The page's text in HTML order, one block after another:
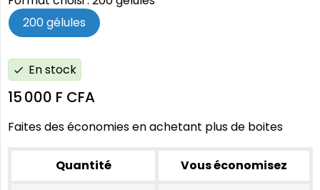
200 gélules
check En stock
15 000 F CFA
Faites des économies en achetant plus de boites
Quantité Vous économisez